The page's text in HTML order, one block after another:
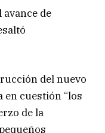
avance de
del nuevo
en cuestión “los
de la